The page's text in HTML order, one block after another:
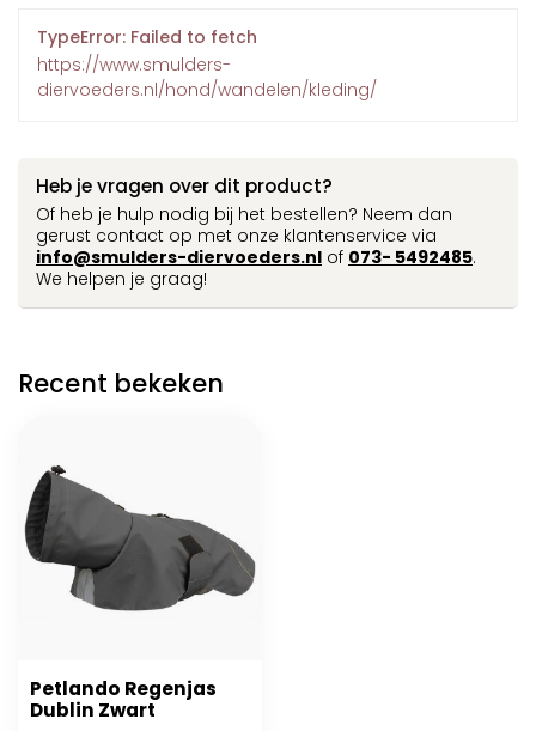
TypeError: Failed to fetch
https://www.smulders-
diervoeders.nl/hond/wandelen/kleding/
Heb je vragen over dit product?
Of heb je hulp nodig bij het bestellen? Neem dan
gerust contact op met onze klantenservice via
info@smulders-diervoeders.nl of 073- 5492485.
We helpen je graag!
Recent bekeken
Petlando Regenjas
Dublin Zwart